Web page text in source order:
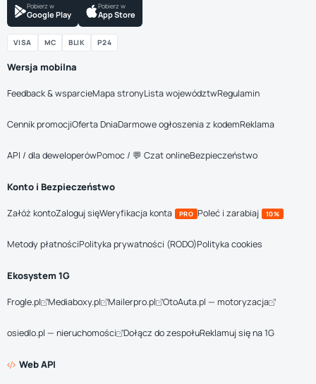
Pobierz w
Google Play
Pobierz w
App Store
VISA MC BLIK P24
Wersja mobilna
Feedback & wsparcieMapa stronyLista województwRegulamin
Cennik promocjiOferta DniaDarmowe ogłoszenia z kodemReklama
API / dla deweloperówPomoc / 💬 Czat onlineBezpieczeństwo
Konto i Bezpieczeństwo
Załóż kontoZaloguj sięWeryfikacja konta PRO Poleć i zarabiaj 10%
Metody płatnościPolityka prywatności (RODO)Polityka cookies
Ekosystem 1G
Frogle.pl Mediaboxy.pl Mailerpro.pl OtoAuta.pl — motoryzacja
osiedlo.pl — nieruchomości Dołącz do zespołuReklamuj się na 1G
Web API